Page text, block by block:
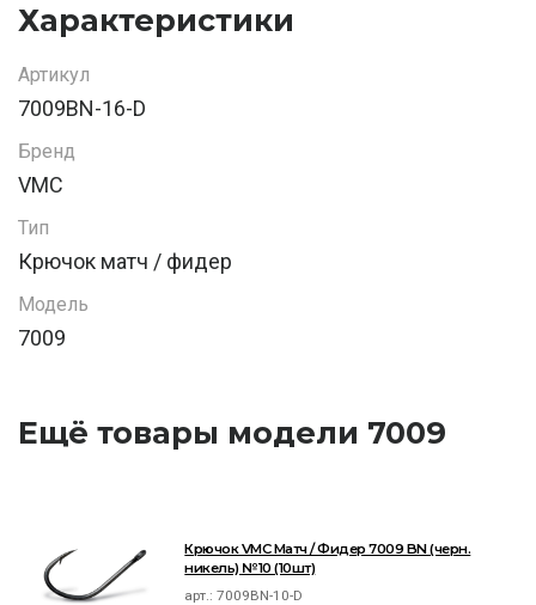
Характеристики
Артикул
7009BN-16-D
Бренд
VMC
Тип
Крючок матч / фидер
Модель
7009
Ещё товары модели 7009
Крючок VMC Матч / Фидер 7009 BN (черн.
никель) №10 (10шт)
арт.:7009BN-10-D